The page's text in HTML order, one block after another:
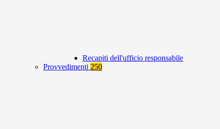
Recapiti dell'ufficio responsabile
Provvedimenti 250